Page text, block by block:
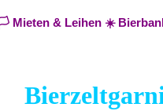
Mieten & Leihen ☀️